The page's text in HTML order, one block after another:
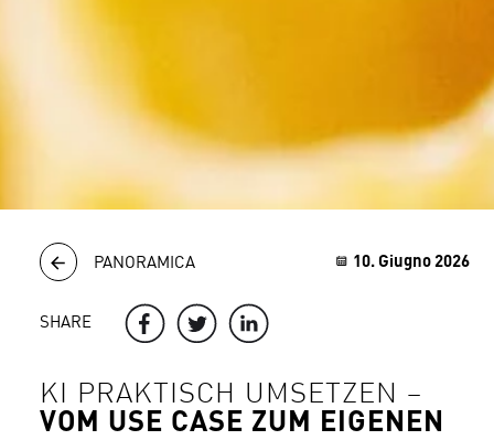
PANORAMICA
SHARE
10. Giugno 2026
KI PRAKTISCH UMSETZEN –
VOM USE CASE ZUM EIGENEN